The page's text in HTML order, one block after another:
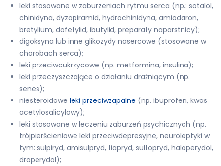
leki stosowane w zaburzeniach rytmu serca (np.: sotalol,
chinidyna, dyzopiramid, hydrochinidyna, amiodaron,
bretylium, dofetylid, ibutylid, preparaty naparstnicy);
digoksyna lub inne glikozydy nasercowe (stosowane w
chorobach serca);
leki przeciwcukrzycowe (np. metformina, insulina);
leki przeczyszczające o działaniu drażniącym (np.
senes);
niesteroidowe leki przeciwzapalne (np. ibuprofen, kwas
acetylosalicylowy);
leki stosowane w leczeniu zaburzeń psychicznych (np.
trójpierścieniowe leki przeciwdepresyjne, neuroleptyki w
tym: sulpiryd, amisulpryd, tiapryd, sultopryd, haloperydol,
droperydol);